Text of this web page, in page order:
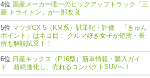
国産メーカー唯一のピックアップトラック「三
菱 トライトン」が一部改良
マツダCX-5（KM系）試乗記・評価 「きゅん
ポイント」はネコ目！ クルマ好き女子が短所・長
所も解説試乗！！
日産キックス（P16型）新車情報・購入ガイ
ド 超絶進化し、売れるコンパクトSUVへ！